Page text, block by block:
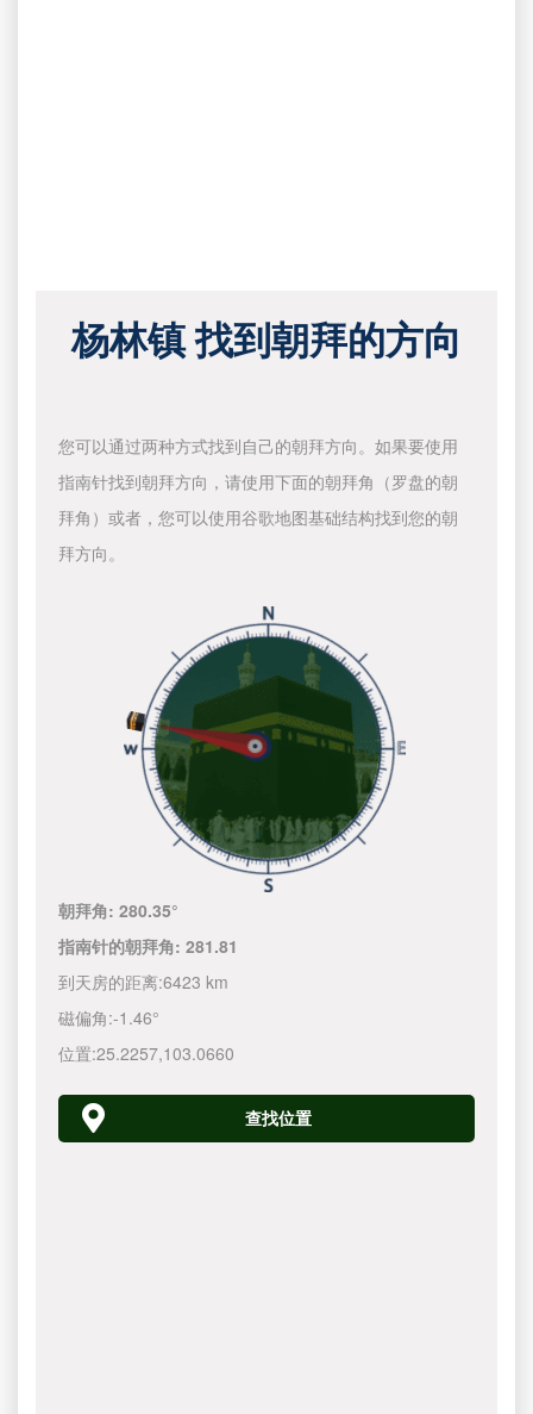
杨林镇 找到朝拜的方向
您可以通过两种方式找到自己的朝拜方向。如果要使用
指南针找到朝拜方向，请使用下面的朝拜角（罗盘的朝
拜角）或者，您可以使用谷歌地图基础结构找到您的朝
拜方向。
朝拜角:280.35°
指南针的朝拜角:281.81
到天房的距离:6423 km
磁偏角:-1.46°
位置:25.2257,103.0660
查找位置